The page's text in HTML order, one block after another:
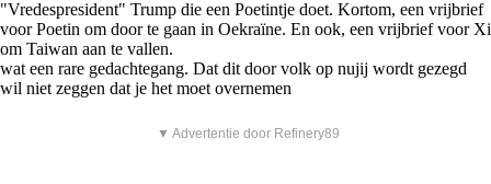
"Vredespresident" Trump die een Poetintje doet. Kortom, een vrijbrief
voor Poetin om door te gaan in Oekraïne. En ook, een vrijbrief voor Xi
om Taiwan aan te vallen.
wat een rare gedachtegang. Dat dit door volk op nujij wordt gezegd
wil niet zeggen dat je het moet overnemen
▼ Advertentie door Refinery89